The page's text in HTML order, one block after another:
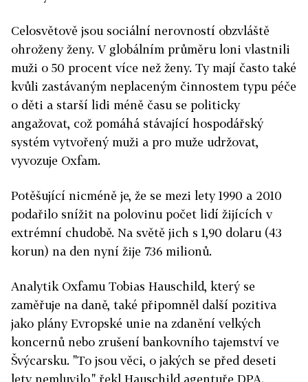
Celosvětově jsou sociální nerovností obzvláště
ohroženy ženy. V globálním průměru loni vlastnili
muži o 50 procent více než ženy. Ty mají často také
kvůli zastávaným neplaceným činnostem typu péče
o děti a starší lidi méně času se politicky
angažovat, což pomáhá stávající hospodářský
systém vytvořený muži a pro muže udržovat,
vyvozuje Oxfam.
Potěšující nicméně je, že se mezi lety 1990 a 2010
podařilo snížit na polovinu počet lidí žijících v
extrémní chudobě. Na světě jich s 1,90 dolaru (43
korun) na den nyní žije 736 milionů.
Analytik Oxfamu Tobias Hauschild, který se
zaměřuje na daně, také připomněl další pozitiva
jako plány Evropské unie na zdanění velkých
koncernů nebo zrušení bankovního tajemství ve
Švýcarsku. "To jsou věci, o jakých se před deseti
lety nemluvilo," řekl Hauschild agentuře DPA.